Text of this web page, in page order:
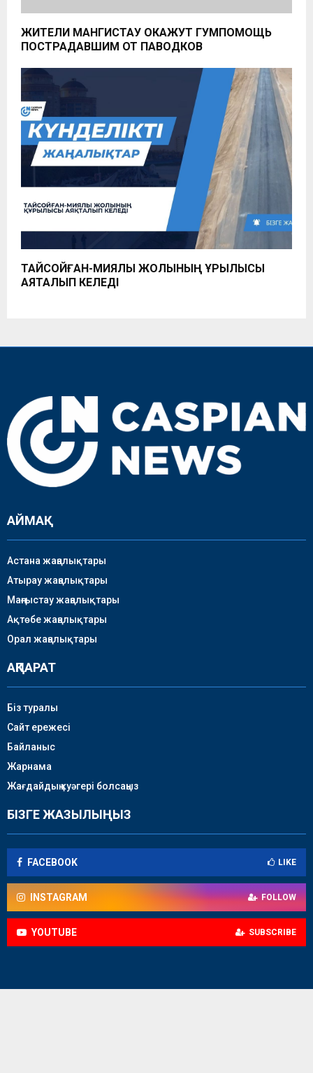
ЖИТЕЛИ МАНГИСТАУ ОКАЖУТ ГУМПОМОЩЬ
ПОСТРАДАВШИМ ОТ ПАВОДКОВ
ТАЙСОЙҒАН-МИЯЛЫ ЖОЛЫНЫҢ ҚҰРЫЛЫСЫ
АЯҚТАЛЫП КЕЛЕДІ
АЙМАҚ
Астана жаңалықтары
Атырау жаңалықтары
Маңғыстау жаңалықтары
Ақтөбе жаңалықтары
Орал жаңалықтары
АҚПАРАТ
Біз туралы
Сайт ережесі
Байланыс
Жарнама
Жағдайдың куәгері болсаңыз
БІЗГЕ ЖАЗЫЛЫҢЫЗ
FACEBOOK LIKE
INSTAGRAM FOLLOW
YOUTUBE SUBSCRIBE